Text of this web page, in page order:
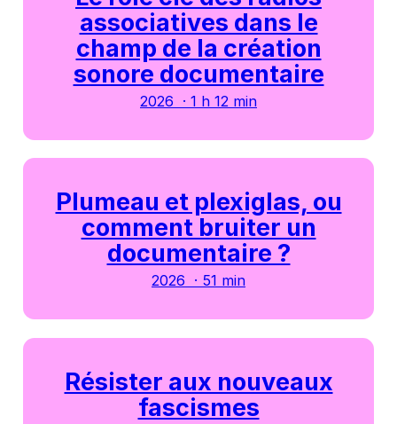
associatives dans le
champ de la création
sonore documentaire
2026 · 1 h 12 min
Plumeau et plexiglas, ou
comment bruiter un
documentaire ?
2026 · 51 min
Résister aux nouveaux
fascismes